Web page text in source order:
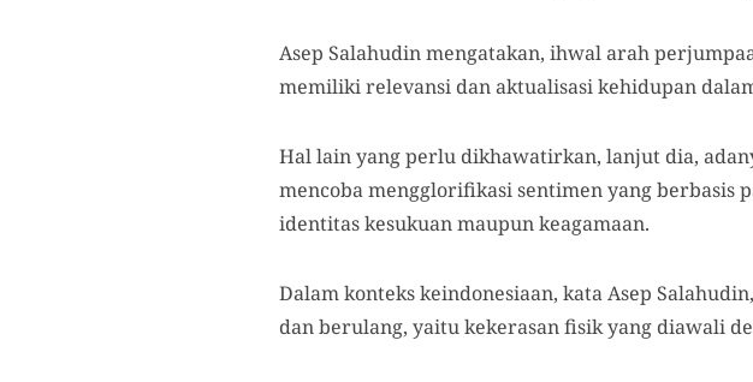
Asep Salahudin mengatakan, ihwal arah
memiliki relevansi dan aktualisasi kehidupan
Hal lain yang perlu dikhawatirkan, lanjut dia,
mencoba mengglorifikasi sentimen yang berbasis
identitas kesukuan maupun keagamaan.
Dalam konteks keindonesiaan, kata Asep
dan berulang, yaitu kekerasan fisik yang diawali